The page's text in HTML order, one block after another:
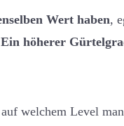
Wert haben,
Ein höherer
welchem Level